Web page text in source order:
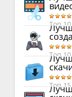
Топ
Топ
Топ